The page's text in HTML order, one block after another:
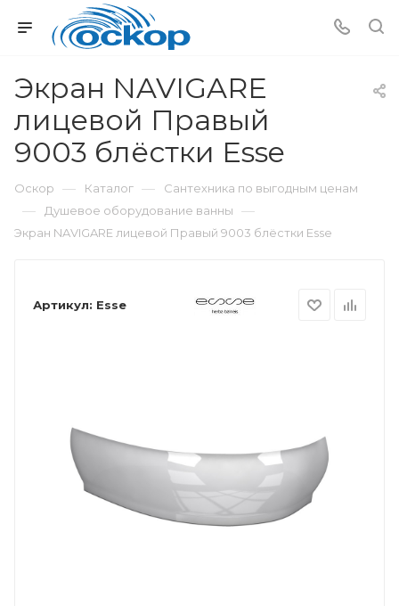
Экран NAVIGARE
лицевой Правый
9003 блёстки Esse
Оскор — Каталог — Сантехника по выгодным ценам
— Душевое оборудование ванны —
Экран NAVIGARE лицевой Правый 9003 блёстки Esse
Артикул: Esse